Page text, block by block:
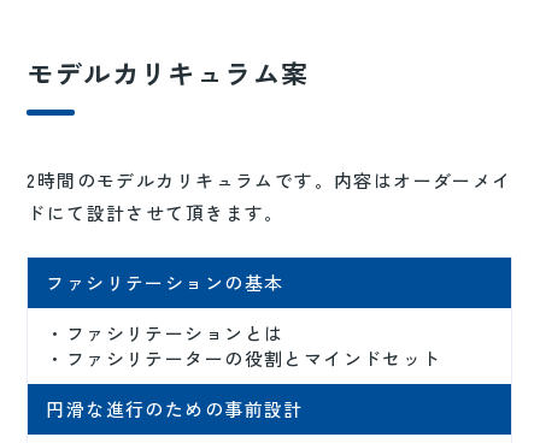
モデルカリキュラム案
2時間のモデルカリキュラムです。内容はオーダーメイ
ドにて設計させて頂きます。
ファシリテーションの基本
・ファシリテーションとは
・ファシリテーターの役割とマインドセット
円滑な進行のための事前設計